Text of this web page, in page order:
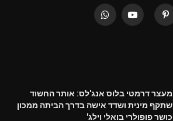
Pinterest
YouTube
WhatsApp
מעצר דרמטי בלוס אנג'לס: אותר החשוד
שתקף מינית ושדד אישה בדרך הביתה ממכון
כושר פופולרי בואלי וילג'